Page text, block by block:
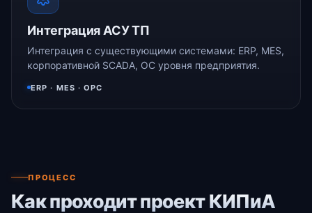
Интеграция АСУ ТП
Интеграция с существующими системами: ERP, MES,
корпоративной SCADA, ОС уровня предприятия.
ERP · MES · OPC
ПРОЦЕСС
Как проходит проект КИПиА